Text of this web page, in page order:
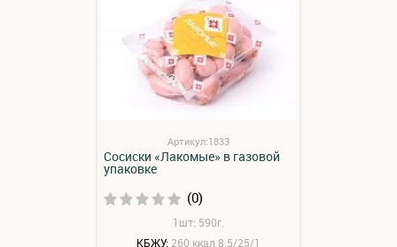
Артикул:1833
Сосиски «Лакомые» в газовой
упаковке
(0)
1шт: 590г.
КБЖУ: 260 ккал 8.5/25/1